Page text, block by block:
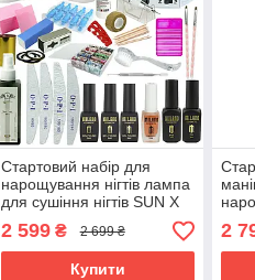
Стартовий набір для
нарощування нігтів лампа
для сушіння нігтів SUN X
54W фрезер Drill Master
ZS 601 65 W 45000
2 599₴ 2 699 ₴
Купити
2